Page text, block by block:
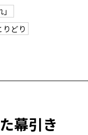
どり
幕引き